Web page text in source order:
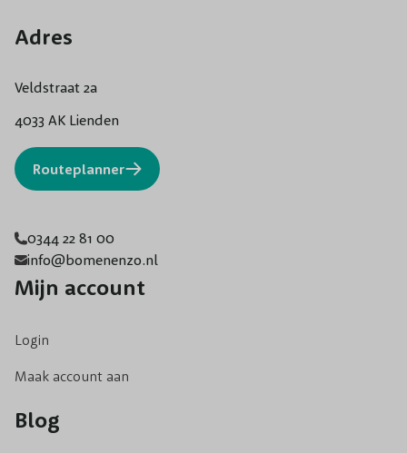
Adres
Veldstraat 2a
4033 AK Lienden
Routeplanner
0344 22 81 00
info@bomenenzo.nl
Mijn account
Login
Maak account aan
Blog